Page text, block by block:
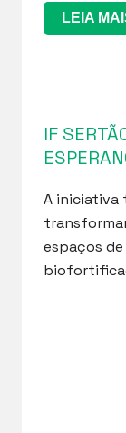
LEIA
IF
A iniciativa
espaços